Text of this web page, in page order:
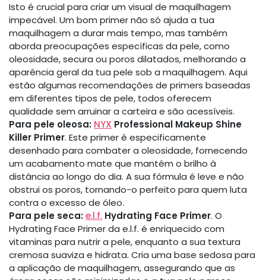
Isto é crucial para criar um visual de maquilhagem
impecável. Um bom primer não só ajuda a tua
maquilhagem a durar mais tempo, mas também
aborda preocupações específicas da pele, como
oleosidade, secura ou poros dilatados, melhorando a
aparência geral da tua pele sob a maquilhagem. Aqui
estão algumas recomendações de primers baseadas
em diferentes tipos de pele, todos oferecem
qualidade sem arruinar a carteira e são acessíveis.
Para pele oleosa: NYX Professional Makeup Shine
Killer Primer. Este primer é especificamente
desenhado para combater a oleosidade, fornecendo
um acabamento mate que mantém o brilho à
distância ao longo do dia. A sua fórmula é leve e não
obstrui os poros, tornando-o perfeito para quem luta
contra o excesso de óleo.
Para pele seca:e.l.f. Hydrating Face Primer. O
Hydrating Face Primer da e.l.f. é enriquecido com
vitaminas para nutrir a pele, enquanto a sua textura
cremosa suaviza e hidrata. Cria uma base sedosa para
a aplicação de maquilhagem, assegurando que as